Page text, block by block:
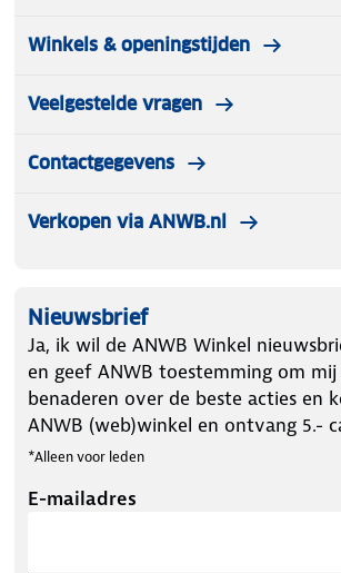
Winkels & openingstijden
Veelgestelde vragen
Contactgegevens
Verkopen via ANWB.nl
Nieuwsbrief
Ja, ik wil de ANWB Winkel
en geef ANWB toestemming om
benaderen over de beste acties en
ANWB (web)winkel en ontvang 5.-
*Alleen voor leden
E-mailadres